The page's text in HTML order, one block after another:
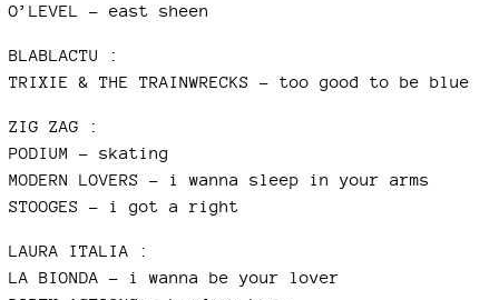
O’LEVEL - east sheen
BLABLACTU :
TRIXIE & THE TRAINWRECKS - too good to be blue
ZIG ZAG :
PODIUM - skating
MODERN LOVERS - i wanna sleep in your arms
STOOGES - i got a right
LAURA ITALIA :
LA BIONDA - i wanna be your lover